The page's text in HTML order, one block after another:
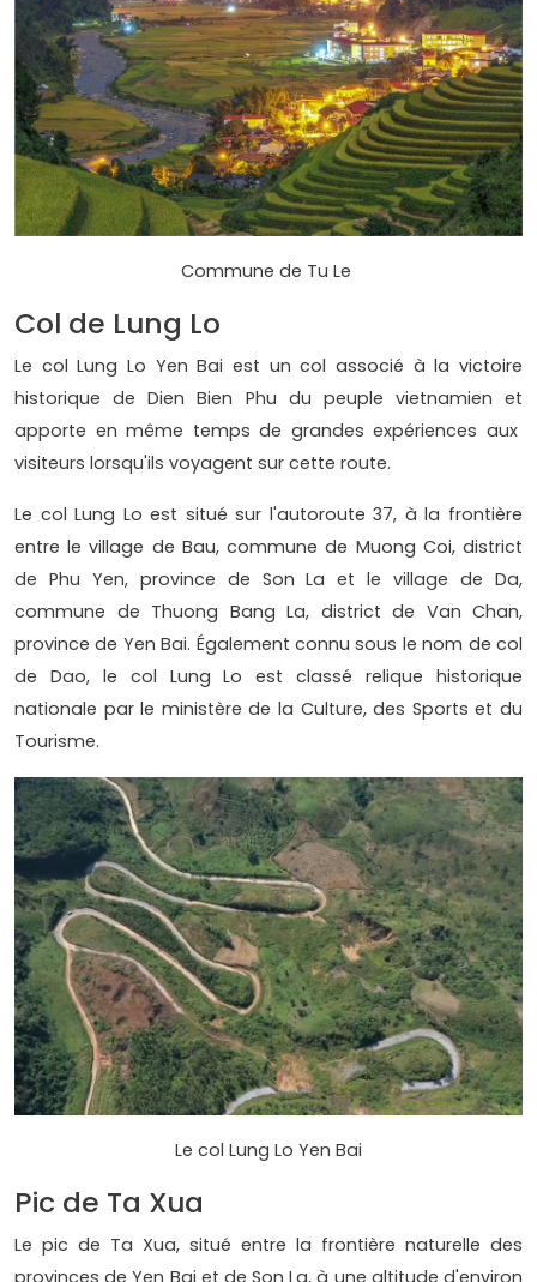
Commune de Tu Le
Col de Lung Lo
Le col Lung Lo Yen Bai est un col associé à la victoire
historique de Dien Bien Phu du peuple vietnamien et
apporte en même temps de grandes expériences aux
visiteurs lorsqu'ils voyagent sur cette route.
Le col Lung Lo est situé sur l'autoroute 37, à la frontière
entre le village de Bau, commune de Muong Coi, district
de Phu Yen, province de Son La et le village de Da,
commune de Thuong Bang La, district de Van Chan,
province de Yen Bai. Également connu sous le nom de col
de Dao, le col Lung Lo est classé relique historique
nationale par le ministère de la Culture, des Sports et du
Tourisme.
Le col Lung Lo Yen Bai
Pic de Ta Xua
Le pic de Ta Xua, situé entre la frontière naturelle des